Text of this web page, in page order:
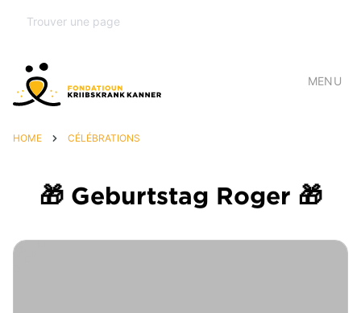
MENU
HOME CÉLÉBRATIONS
🎁 Geburtstag Roger 🎁